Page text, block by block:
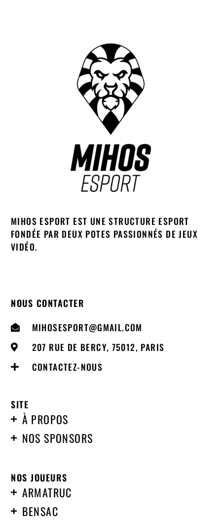
MIHOS ESPORT EST UNE STRUCTURE ESPORT
FONDÉE PAR DEUX POTES PASSIONNÉS DE JEUX
VIDÉO.
NOUS CONTACTER
MIHOSESPORT@GMAIL.COM
207 RUE DE BERCY, 75012, PARIS
CONTACTEZ-NOUS
SITE
À PROPOS
NOS SPONSORS
NOS JOUEURS
ARMATRUC
BENSAC